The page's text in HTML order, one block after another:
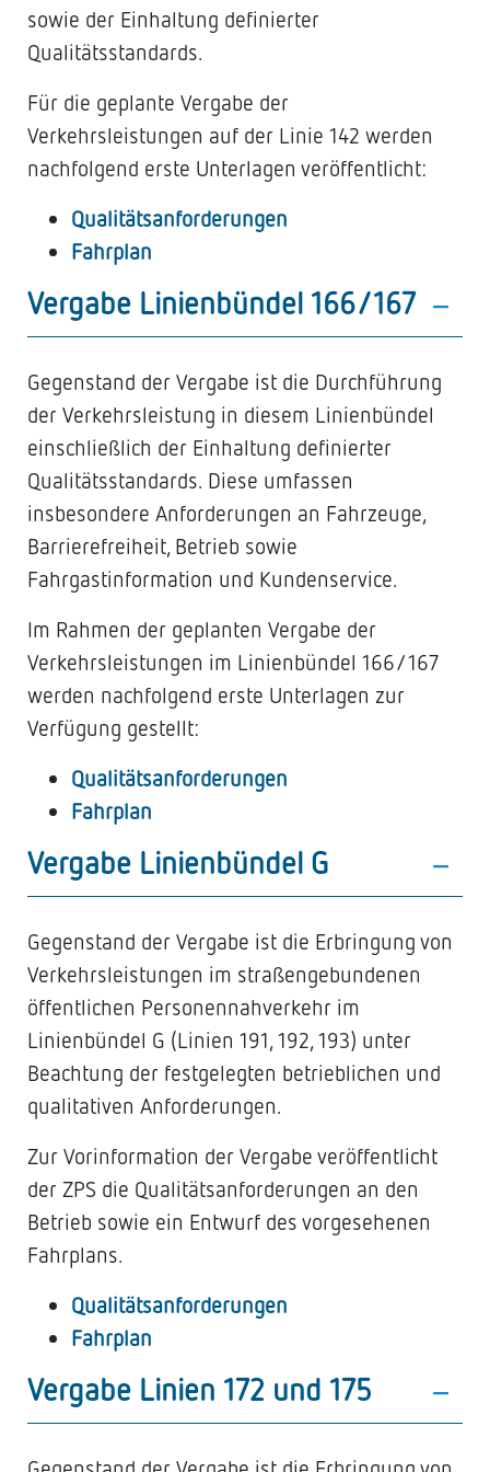
sowie der Einhaltung definierter
Qualitätsstandards.
Für die geplante Vergabe der
Verkehrsleistungen auf der Linie 142 werden
nachfolgend erste Unterlagen veröffentlicht:
Qualitätsanforderungen
Fahrplan
Vergabe Linienbündel 166/167
Gegenstand der Vergabe ist die Durchführung
der Verkehrsleistung in diesem Linienbündel
einschließlich der Einhaltung definierter
Qualitätsstandards. Diese umfassen
insbesondere Anforderungen an Fahrzeuge,
Barrierefreiheit, Betrieb sowie
Fahrgastinformation und Kundenservice.
Im Rahmen der geplanten Vergabe der
Verkehrsleistungen im Linienbündel 166/167
werden nachfolgend erste Unterlagen zur
Verfügung gestellt:
Qualitätsanforderungen
Fahrplan
Vergabe Linienbündel G
Gegenstand der Vergabe ist die Erbringung von
Verkehrsleistungen im straßengebundenen
öffentlichen Personennahverkehr im
Linienbündel G (Linien 191, 192, 193) unter
Beachtung der festgelegten betrieblichen und
qualitativen Anforderungen.
Zur Vorinformation der Vergabe veröffentlicht
der ZPS die Qualitätsanforderungen an den
Betrieb sowie ein Entwurf des vorgesehenen
Fahrplans.
Qualitätsanforderungen
Fahrplan
Vergabe Linien 172 und 175